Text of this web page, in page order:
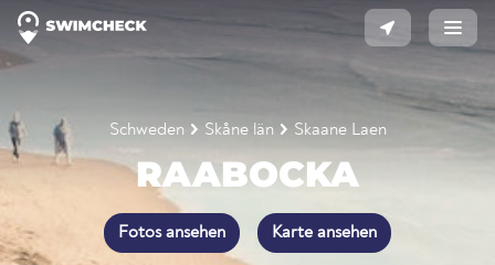
Schweden Skåne län Skaane Laen
RAABOCKA
Fotos ansehen Karte ansehen